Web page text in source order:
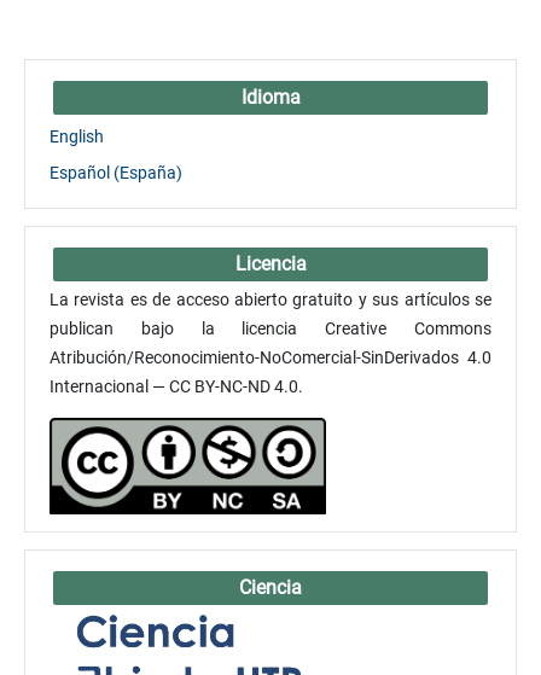
Idioma
English
Español (España)
Licencia
La revista es de acceso abierto gratuito y sus artículos se
publican bajo la licencia Creative Commons
Atribución/Reconocimiento-NoComercial-SinDerivados 4.0
Internacional — CC BY-NC-ND 4.0.
Ciencia